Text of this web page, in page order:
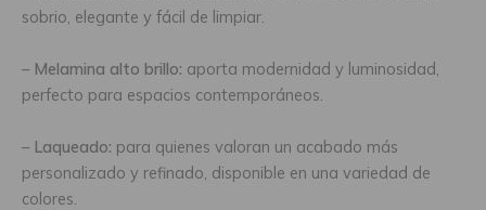
sobrio, elegante y fácil de limpiar.
– Melamina alto brillo: aporta modernidad y luminosidad,
perfecto para espacios contemporáneos.
– Laqueado: para quienes valoran un acabado más
personalizado y refinado, disponible en una variedad de
colores.